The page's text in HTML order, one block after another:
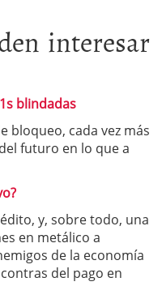
interesar
blindadas
bloqueo, cada vez más
futuro en lo que a
y, sobre todo, una
en metálico a
de la economía
del pago en